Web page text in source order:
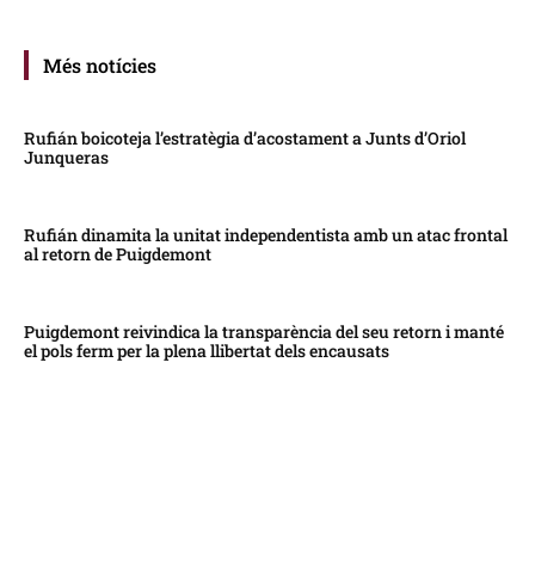
Més notícies
Rufián boicoteja l’estratègia d’acostament a Junts d’Oriol
Junqueras
Rufián dinamita la unitat independentista amb un atac frontal
al retorn de Puigdemont
Puigdemont reivindica la transparència del seu retorn i manté
el pols ferm per la plena llibertat dels encausats